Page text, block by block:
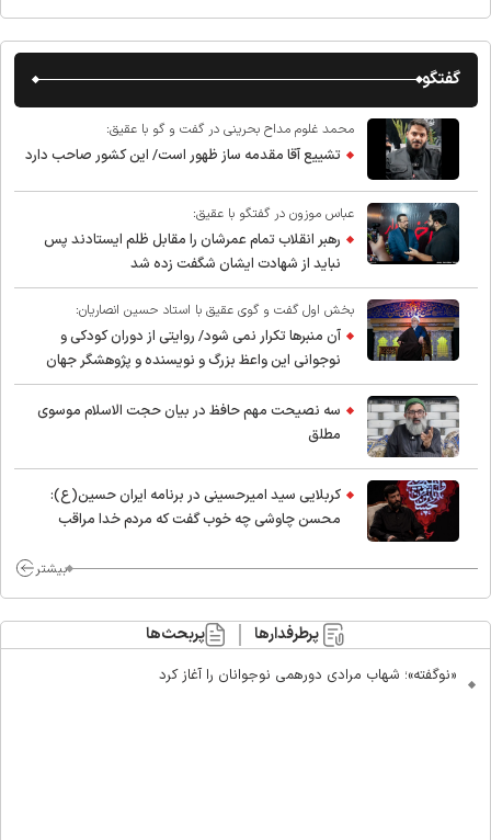
گفتگو
محمد غلوم مداح بحرینی در گفت و گو با عقیق:
تشییع آقا مقدمه ساز ظهور است/ این کشور صاحب دارد
عباس موزون در گفتگو با عقیق:
رهبر انقلاب تمام عمرشان را مقابل ظلم ایستادند پس
نباید از شهادت ایشان شگفت زده شد
بخش اول گفت و گوی عقیق با استاد حسین انصاریان:
آن منبرها تکرار نمی شود/ روایتی از دوران کودکی و
نوجوانی این واعظ بزرگ و نویسنده و پژوهشگر جهان
اسلام
سه نصیحت مهم حافظ در بیان حجت الاسلام موسوی
مطلق
کربلایی سید امیر‌حسینی در برنامه ایران حسین(ع):
محسن چاوشی چه خوب گفت که مردم خدا مراقب
بیشتر
پرطرفدارها پربحث‌ها
«نوگفته»؛ شهاب مرادی دورهمی نوجوانان را آغاز کرد